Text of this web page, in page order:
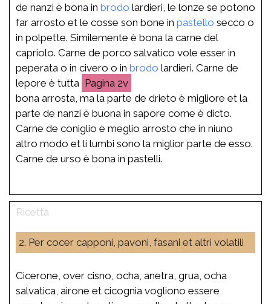
de nanzi è bona in brodo lardieri, le lonze se potono
far arrosto et le cosse son bone in pastello secco o
in polpette. Similemente è bona la carne del
capriolo. Carne de porco salvatico vole esser in
peperata o in civero o in brodo lardieri. Carne de
lepore è tutta
2v
bona arrosta, ma la parte de drieto è migliore et la
parte de nanzi è buona in sapore come è dicto.
Carne de coniglio è meglio arrosto che in niuno
altro modo et li lumbi sono la miglior parte de esso.
Carne de urso è bona in pastelli.
2. Per cocer capponi, pavoni, fasani et altri volatili
Cicerone, over cisno, ocha, anetra, grua, ocha
salvatica, airone et cicognia vogliono essere